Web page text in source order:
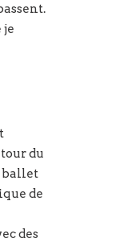
je
du
ballet
de
des